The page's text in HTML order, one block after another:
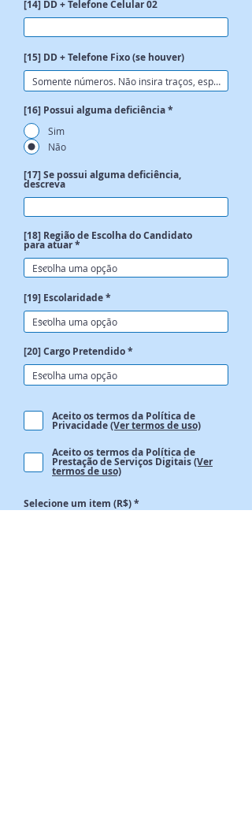
[14] DD + Telefone Celular 02
[15] DD + Telefone Fixo (se houver)
[16] Possui alguma deficiência*
Sim
Não
[17] Se possui alguma deficiência,
descreva
[18] Região de Escolha do Candidato
para atuar
[19] Escolaridade
[20] Cargo Pretendido
Aceito os termos da Política de
Privacidade(Ver termos de uso)
Aceito os termos da Política de
Prestação de Serviços Digitais(Ver
termos de uso)
Selecione um item (R$)*